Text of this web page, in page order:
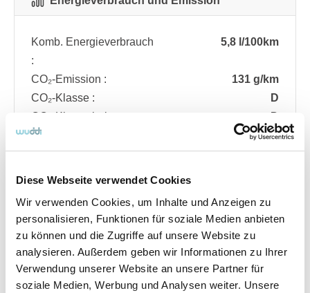
Diese Webseite verwendet Cookies
Wir verwenden Cookies, um Inhalte und Anzeigen zu
personalisieren, Funktionen für soziale Medien anbieten
zu können und die Zugriffe auf unsere Website zu
analysieren. Außerdem geben wir Informationen zu Ihrer
Verwendung unserer Website an unsere Partner für
soziale Medien, Werbung und Analysen weiter. Unsere
Komb. Energieverbrauch
:
5,8 l/100km
CO₂-Emission :
131 g/km
CO₂-Klasse :
D
CO₂-Klasse bei
entladener Batterie :
D
Fahrzeugdetails
Angebotsnummer
ABO74.496
Ausstattungslinie
ST Line
Verfügbar ab